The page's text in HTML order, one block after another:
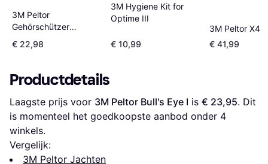
3M Peltor
Gehörschützer
Optime2 H520P3E.
m.Helmbefestigung
€ 22,98
3M Hygiene Kit for
Optime III
€ 10,99
3M Peltor X4
€ 41,99
Productdetails
Laagste prijs voor 3M Peltor Bull's Eye I is € 23,95. Dit
is momenteel het goedkoopste aanbod onder 4
winkels.
Vergelijk:
3M Peltor Jachten